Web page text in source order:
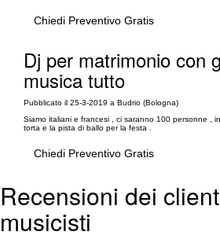
Chiedi Preventivo Gratis
Dj per matrimonio con
musica tutto
Pubblicato il 25-3-2019 a Budrio (Bologna)
Siamo italiani e francesi , ci saranno 100 personne ,
torta e la pista di ballo per la festa .
Chiedi Preventivo Gratis
Recensioni dei
musicisti